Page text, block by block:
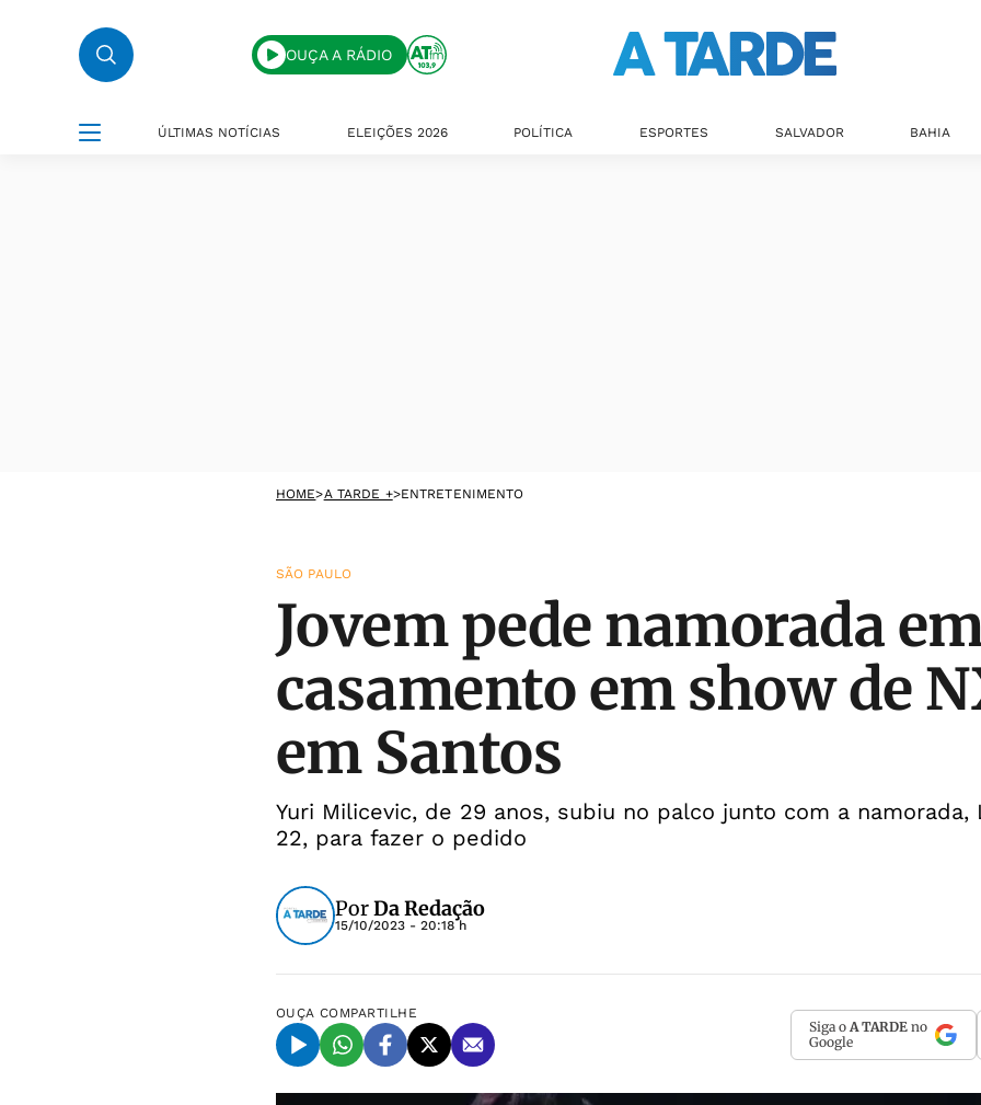
OUÇA A RÁDIO
ÚLTIMAS NOTÍCIAS ELEIÇÕES 2026 POLÍTICA ESPORTES SALVADOR BAHIA
HOME>A TARDE +>ENTRETENIMENTO
SÃO PAULO
Jovem pede namorada
casamento em show de
em Santos
Yuri Milicevic, de 29 anos, subiu no palco junto com a namorada,
22, para fazer o pedido
PorDa Redação
15/10/2023 - 20:18 h
OUÇA COMPARTILHE
Siga o A TARDE no
Google